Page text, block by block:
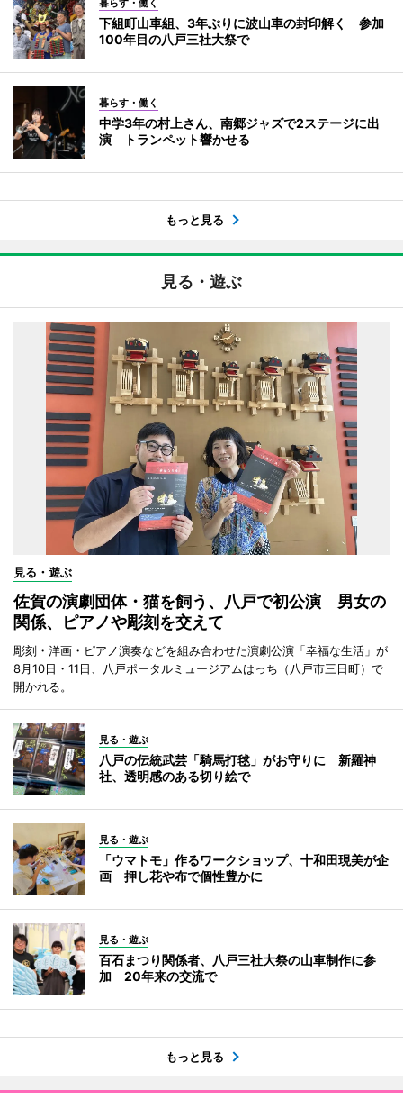
暮らす・働く
下組町山車組、3年ぶりに波山車の封印解く 参加
100年目の八戸三社大祭で
暮らす・働く
中学3年の村上さん、南郷ジャズで2ステージに出
演 トランペット響かせる
もっと見る
見る・遊ぶ
見る・遊ぶ
佐賀の演劇団体・猫を飼う、八戸で初公演 男女の
関係、ピアノや彫刻を交えて
彫刻・洋画・ピアノ演奏などを組み合わせた演劇公演「幸福な生活」が
8月10日・11日、八戸ポータルミュージアムはっち（八戸市三日町）で
開かれる。
見る・遊ぶ
八戸の伝統武芸「騎馬打毬」がお守りに 新羅神
社、透明感のある切り絵で
見る・遊ぶ
「ウマトモ」作るワークショップ、十和田現美が企
画 押し花や布で個性豊かに
見る・遊ぶ
百石まつり関係者、八戸三社大祭の山車制作に参
加 20年来の交流で
もっと見る